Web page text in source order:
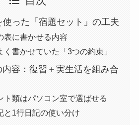
った「宿題セット」の工夫
表に書かせる内容
く書かせていた「3つの約束」
容：復習＋実生活を組み合
ト類はパソコン室で選ばせる
と1行日記の使い分け